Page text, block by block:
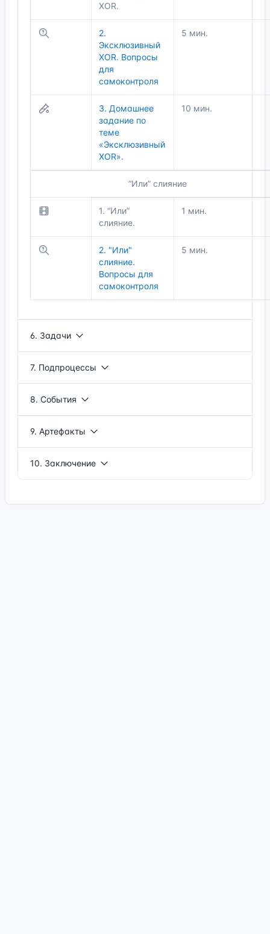
XOR.
2.
Эксклюзивный
XOR. Вопросы
для
самоконтроля
5 мин.
3. Домашнее
задание по
теме
«Эксклюзивный
XOR».
10 мин.
“Или” слияние
1. “Или”
слияние.
1 мин.
2. "Или"
слияние.
Вопросы для
самоконтроля
5 мин.
6. Задачи
7. Подпроцессы
8. События
9. Артефакты
10. Заключение